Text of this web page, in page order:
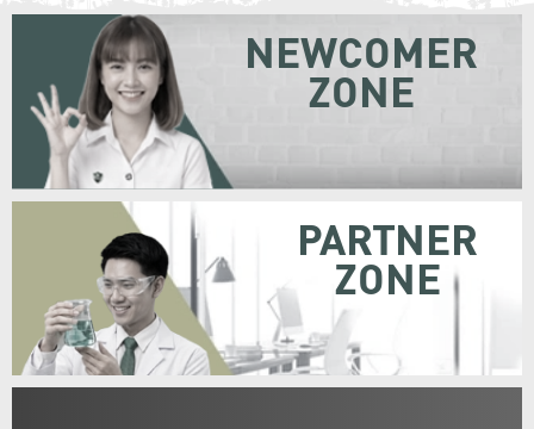
NEWCOMER
ZONE
PARTNER
ZONE